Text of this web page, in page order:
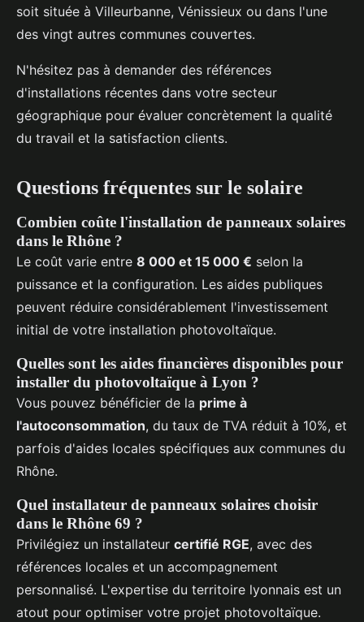
soit située à Villeurbanne, Vénissieux ou dans l'une
des vingt autres communes couvertes.
N'hésitez pas à demander des références
d'installations récentes dans votre secteur
géographique pour évaluer concrètement la qualité
du travail et la satisfaction clients.
Questions fréquentes sur le solaire
Combien coûte l'installation de panneaux solaires
dans le Rhône ?
Le coût varie entre 8 000 et 15 000 € selon la
puissance et la configuration. Les aides publiques
peuvent réduire considérablement l'investissement
initial de votre installation photovoltaïque.
Quelles sont les aides financières disponibles pour
installer du photovoltaïque à Lyon ?
Vous pouvez bénéficier de la prime à
l'autoconsommation, du taux de TVA réduit à 10%, et
parfois d'aides locales spécifiques aux communes du
Rhône.
Quel installateur de panneaux solaires choisir
dans le Rhône 69 ?
Privilégiez un installateur certifié RGE, avec des
références locales et un accompagnement
personnalisé. L'expertise du territoire lyonnais est un
atout pour optimiser votre projet photovoltaïque.